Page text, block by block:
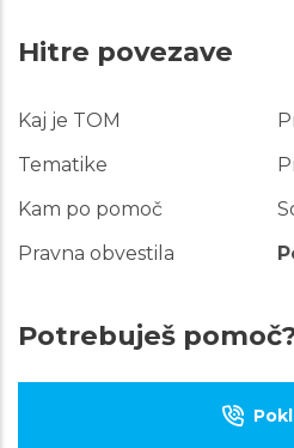
Hitre povezave
Hitre
povezave
Kaj je TOM
Tematike
Kam po pomoč
Pravna obvestila
Potrebuješ